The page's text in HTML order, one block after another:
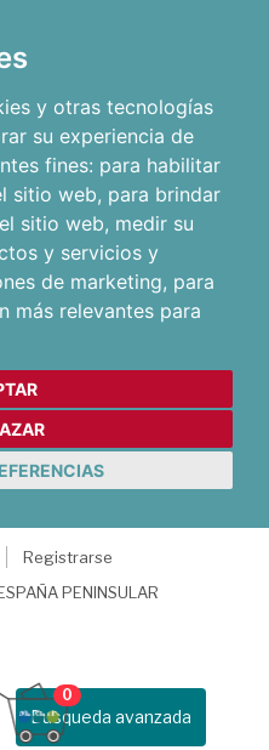
y otras tecnologías
su experiencia de
fines: para habilitar
sitio web, para brindar
sitio web, medir su
y servicios y
de marketing, para
más relevantes para
Registrarse
PENINSULAR
Busqueda avanzada
0